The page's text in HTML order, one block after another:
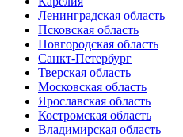
Ленинградская область
Псковская область
Новгородская область
Санкт-Петербург
Тверская область
Московская область
Ярославская область
Костромская область
Владимирская область